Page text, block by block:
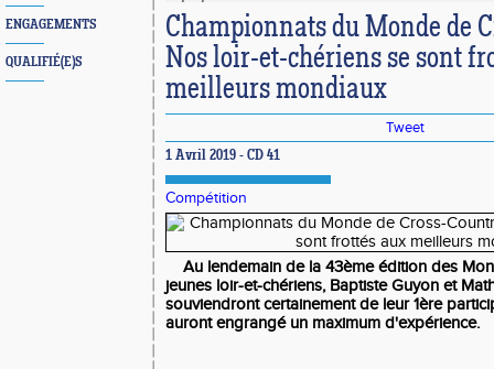
ENGAGEMENTS
QUALIFIÉ(E)S
Championnats du Monde de
Nos loir-et-chériens se sont
meilleurs mondiaux
Tweet
1 Avril 2019 - CD 41
Compétition
Au lendemain de la 43ème édition des
jeunes loir-et-chériens, Baptiste Guyon et
souviendront certainement de leur 1ère
auront engrangé un maximum d'expérience.